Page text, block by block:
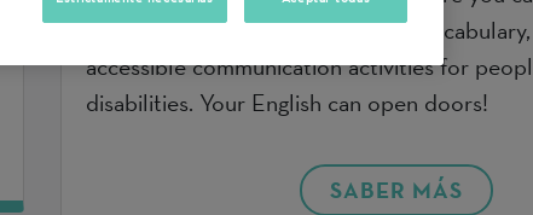
conversations, share professional
accessible communication activities for
disabilities. Your English can open doors!
SABER MÁS